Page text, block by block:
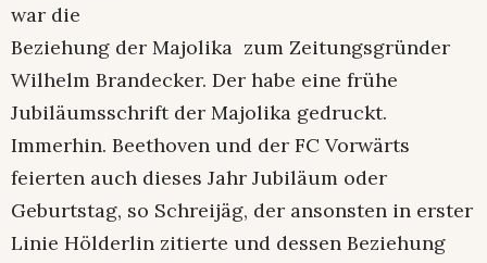
war die
Beziehung der Majolika zum Zeitungsgründer
Wilhelm Brandecker. Der habe eine frühe
Jubiläumsschrift der Majolika gedruckt.
Immerhin. Beethoven und der FC Vorwärts
feierten auch dieses Jahr Jubiläum oder
Geburtstag, so Schreijäg, der ansonsten in erster
Linie Hölderlin zitierte und dessen Beziehung